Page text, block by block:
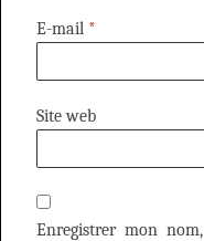
E-mail *
Site web
Enregistrer mon